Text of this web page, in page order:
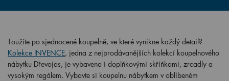
Toužíte po sjednocené koupelně, ve které vynikne každý detail?
Kolekce INVENCE, jedna z nejprodávanějších kolekcí koupelnového
nábytku Dřevojas, je vybavena i doplňkovými skříňkami, zrcadly a
vysokým regálem. Vybavte si koupelnu nábytkem v oblíbeném